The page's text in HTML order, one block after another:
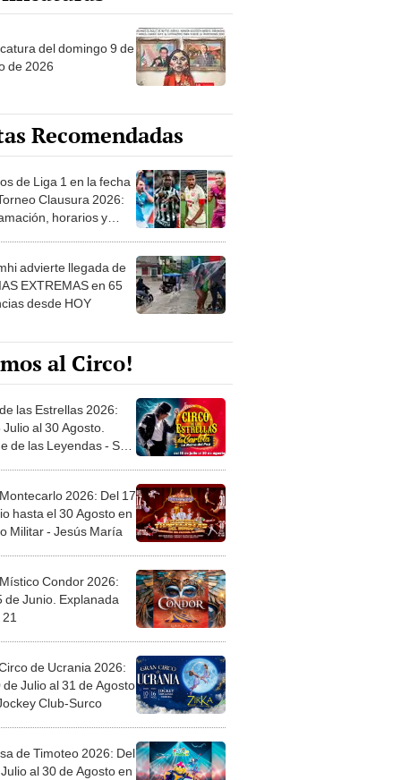
del domingo 9 de
de 2026
Recomendadas
de Liga 1 en la fecha
Clausura 2026:
horarios y
advierte llegada de
EXTREMAS en 65
desde HOY
al Circo!
las Estrellas 2026:
Julio al 30 Agosto.
de las Leyendas - San
2026: Del 17
hasta el 30 Agosto en
Militar - Jesús María
Condor 2026:
de Junio. Explanada
de Ucrania 2026:
de Julio al 31 de Agosto
Club-Surco
de Timoteo 2026: Del
al 30 de Agosto en